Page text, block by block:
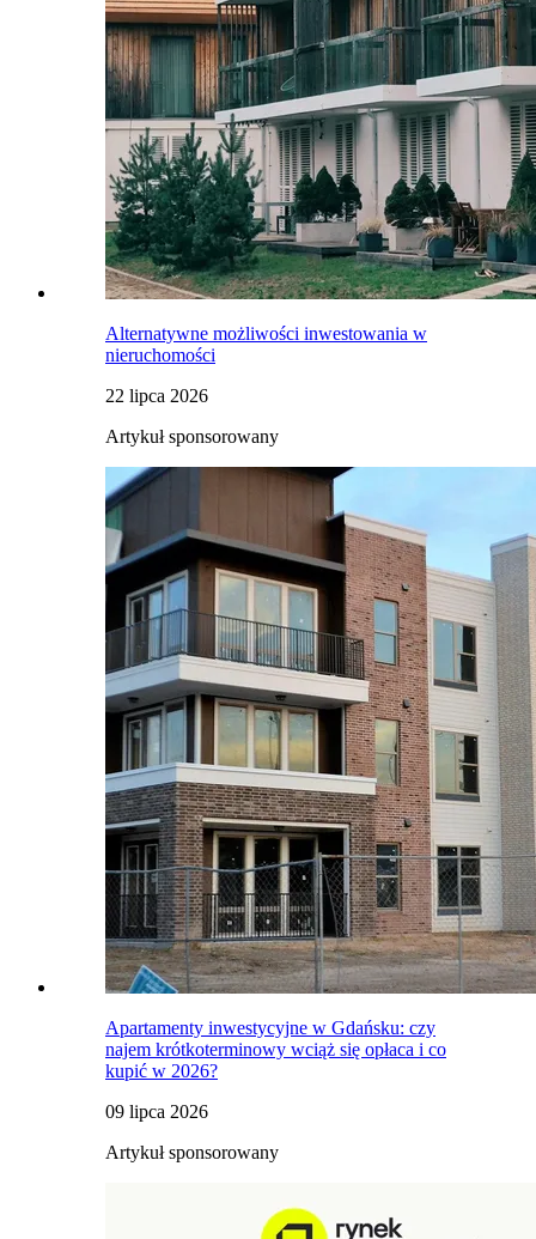
Alternatywne możliwości inwestowania w
nieruchomości
22 lipca 2026
Artykuł sponsorowany
Apartamenty inwestycyjne w Gdańsku: czy
najem krótkoterminowy wciąż się opłaca i co
kupić w 2026?
09 lipca 2026
Artykuł sponsorowany